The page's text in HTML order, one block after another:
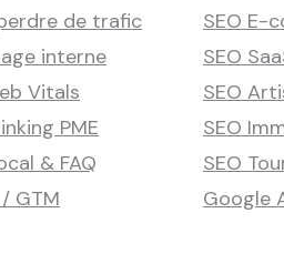
de trafic
interne
Vitals
PME
& FAQ
GTM
SEO E-
SEO
SEO
SEO
SEO
Google